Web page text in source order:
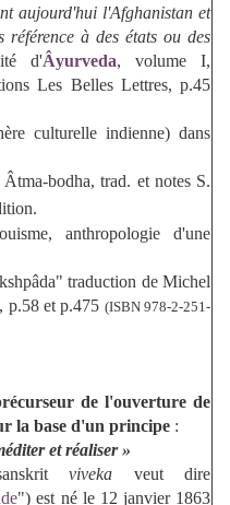
aujourd'hui l'Afghanistan et
à des états ou des
d'Âyurveda, volume I,
Les Belles Lettres, p.45
culturelle indienne) dans
bodha, trad. et notes S.
anthropologie d'une
traduction de Michel
p.58 et p.475 (ISBN978-2-251-
de l'ouverture de
la base d'un principe :
et réaliser »
viveka veut dire
") est né le 12 janvier 1863